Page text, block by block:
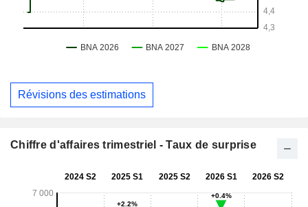
Révisions des estimations
Chiffre d'affaires trimestriel - Taux de surprise